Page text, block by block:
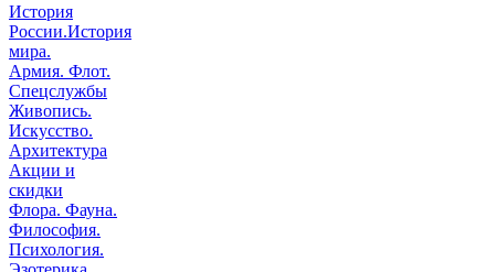
История
России.История
мира.
Армия. Флот.
Спецслужбы
Живопись.
Искусство.
Архитектура
Акции и
скидки
Флора. Фауна.
Философия.
Психология.